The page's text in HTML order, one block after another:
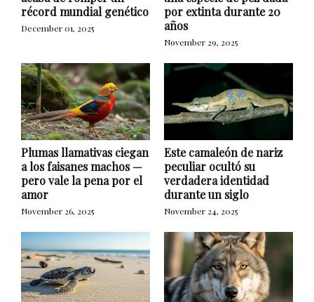
récord mundial genético
December 01, 2025
por extinta durante 20
años
November 29, 2025
Plumas llamativas ciegan
a los faisanes machos —
pero vale la pena por el
amor
November 26, 2025
Este camaleón de nariz
peculiar ocultó su
verdadera identidad
durante un siglo
November 24, 2025